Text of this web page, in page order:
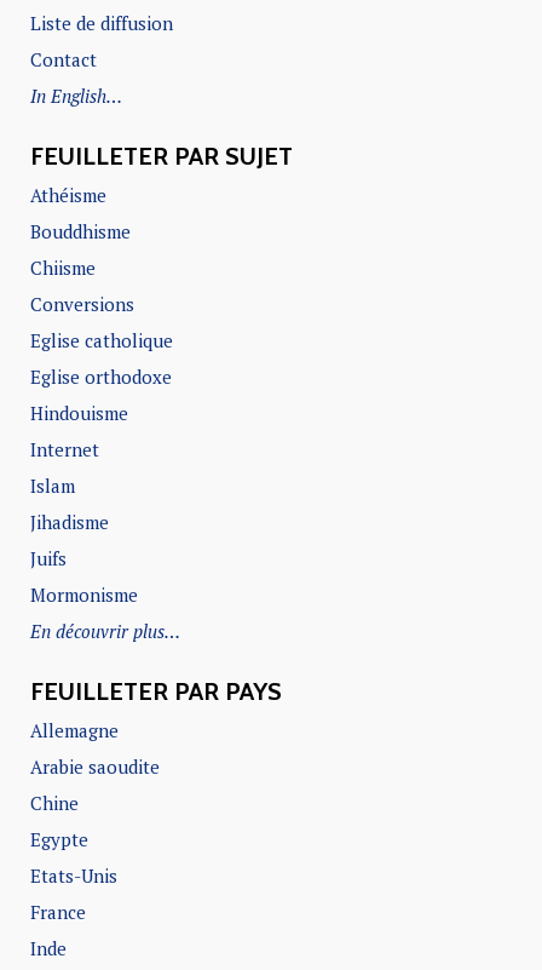
Liste de diffusion
Contact
In English…
FEUILLETER PAR SUJET
Athéisme
Bouddhisme
Chiisme
Conversions
Eglise catholique
Eglise orthodoxe
Hindouisme
Internet
Islam
Jihadisme
Juifs
Mormonisme
En découvrir plus…
FEUILLETER PAR PAYS
Allemagne
Arabie saoudite
Chine
Egypte
Etats-Unis
France
Inde